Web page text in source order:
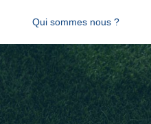
Qui sommes nous ?